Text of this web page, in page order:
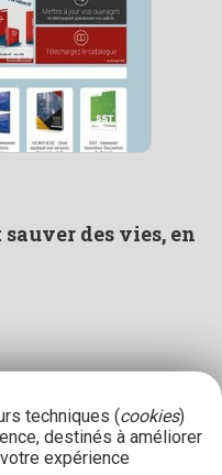
des vies, en
techniques (cookies)
destinés à améliorer
expérience